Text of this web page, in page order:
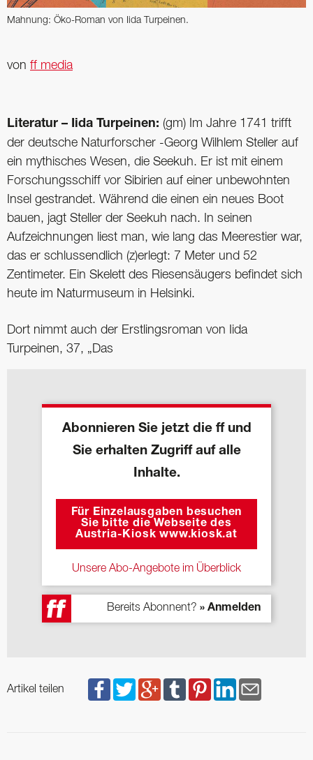
Mahnung: Öko-Roman von Iida Turpeinen.
von ff media
Literatur – Iida Turpeinen: (gm) Im Jahre 1741 trifft
der deutsche Naturforscher -Georg Wilhlem Steller auf
ein mythisches Wesen, die Seekuh. Er ist mit einem
Forschungsschiff vor Sibirien auf einer unbewohnten
Insel gestrandet. Während die einen ein neues Boot
bauen, jagt Steller der Seekuh nach. In seinen
Aufzeichnungen liest man, wie lang das Meerestier war,
das er schlussendlich (z)erlegt: 7 Meter und 52
Zentimeter. Ein Skelett des Riesensäugers befindet sich
heute im Naturmuseum in Helsinki.
Dort nimmt auch der Erstlingsroman von Iida
Turpeinen, 37, „Das
Abonnieren Sie jetzt die ff und
Sie erhalten Zugriff auf alle
Inhalte.
Für Einzelausgaben besuchen
Sie bitte die Webseite des
Austria-Kiosk www.kiosk.at
Unsere Abo-Angebote im Überblick
Bereits Abonnent? » Anmelden
Artikel teilen